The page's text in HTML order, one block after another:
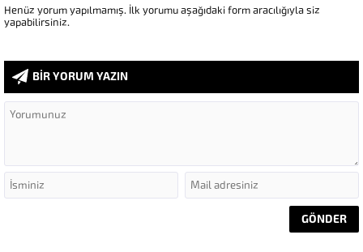
Henüz yorum yapılmamış. İlk yorumu aşağıdaki form aracılığıyla siz
yapabilirsiniz.
BİR YORUM YAZIN